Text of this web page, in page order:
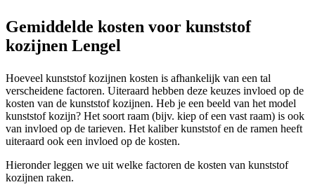
Gemiddelde kosten voor kunststof
kozijnen Lengel
Hoeveel kunststof kozijnen kosten is afhankelijk van een tal
verscheidene factoren. Uiteraard hebben deze keuzes invloed op de
kosten van de kunststof kozijnen. Heb je een beeld van het model
kunststof kozijn? Het soort raam (bijv. kiep of een vast raam) is ook
van invloed op de tarieven. Het kaliber kunststof en de ramen heeft
uiteraard ook een invloed op de kosten.
Hieronder leggen we uit welke factoren de kosten van kunststof
kozijnen raken.